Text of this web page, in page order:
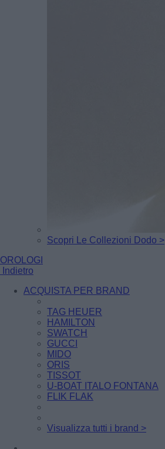
Scopri Le Collezioni Dodo >
OROLOGI
Indietro
ACQUISTA PER BRAND
TAG HEUER
HAMILTON
SWATCH
GUCCI
MIDO
ORIS
TISSOT
U-BOAT ITALO FONTANA
FLIK FLAK
Visualizza tutti i brand >